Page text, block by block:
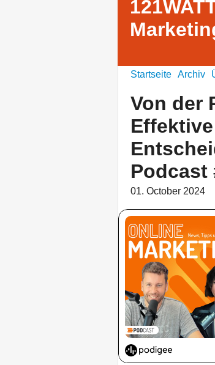
Startseite Archiv
Von der
Podcast
01. October 2024